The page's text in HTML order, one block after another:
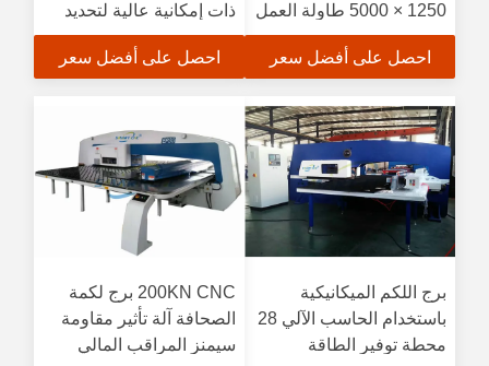
1250 × 5000 طاولة العمل
احصل على أفضل سعر
ذات إمكانية عالية لتحديد
المواقع
احصل على أفضل سعر
برج اللكم الميكانيكية
باستخدام الحاسب الآلي 28
محطة توفير الطاقة
200KN CNC برج لكمة
الصحافة آلة تأثير مقاومة
سيمنز المراقب المالي